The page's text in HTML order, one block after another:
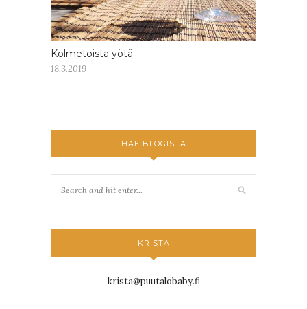
Kolmetoista yötä
18.3.2019
HAE BLOGISTA
KRISTA
krista@puutalobaby.fi